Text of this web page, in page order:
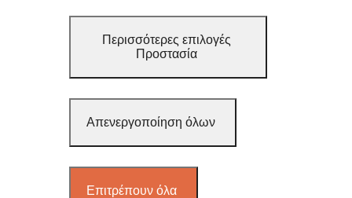
Περισσότερες επιλογές
Προστασία
Απενεργοποίηση όλων
Επιτρέπουν όλα